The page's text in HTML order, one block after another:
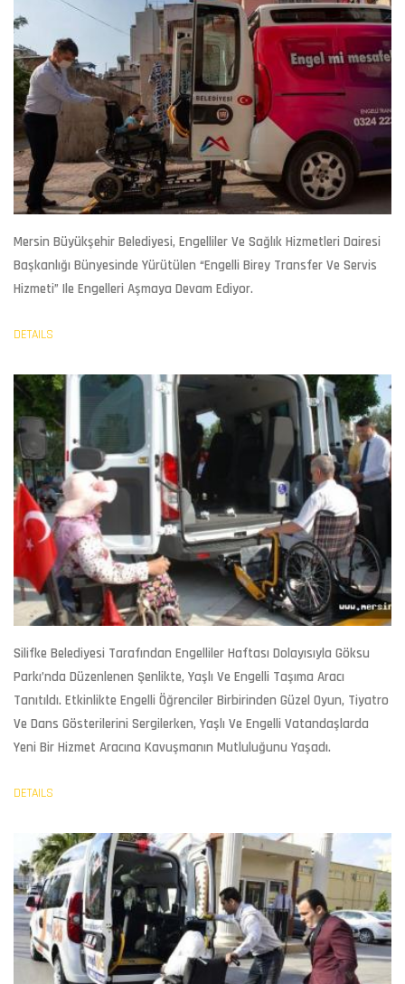
Mersin Büyükşehir Belediyesi, Engelliler Ve Sağlık Hizmetleri Dairesi
Başkanlığı Bünyesinde Yürütülen “Engelli Birey Transfer Ve Servis
Hizmeti” Ile Engelleri Aşmaya Devam Ediyor.
DETAILS
Silifke Belediyesi Tarafından Engelliler Haftası Dolayısıyla Göksu
Parkı’nda Düzenlenen Şenlikte, Yaşlı Ve Engelli Taşıma Aracı
Tanıtıldı. Etkinlikte Engelli Öğrenciler Birbirinden Güzel Oyun, Tiyatro
Ve Dans Gösterilerini Sergilerken, Yaşlı Ve Engelli Vatandaşlarda
Yeni Bir Hizmet Aracına Kavuşmanın Mutluluğunu Yaşadı.
DETAILS